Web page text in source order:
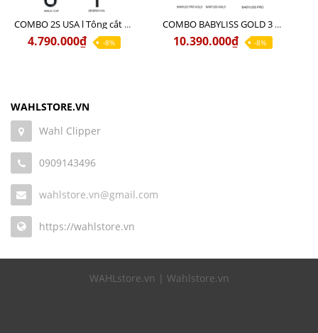
COMBO 2S USA l Tông cắt LEGEND USA CÓ DÂY 220V + Tông pin MAGIC CLIP
4.790.000₫ -8%
COMBO BABYLISS GOLD 3 cao cấp chính hãng
10.390.000₫ -8%
WAHLSTORE.VN
Wahl Clipper
0909143496
wahlstore.vn@gmail.com
https://wahlstore.vn
WAHLstore.vn | Wahlstore.vn